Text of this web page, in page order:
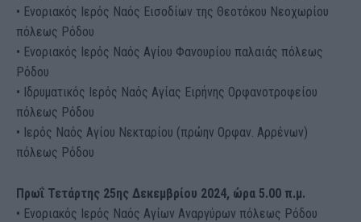
• Ενοριακός Ιερός Ναός Εισοδίων της Θεοτόκου Νεοχωρίου
πόλεως Ρόδου
• Ενοριακός Ιερός Ναός Αγίου Φανουρίου παλαιάς πόλεως
Ρόδου
• Ιδρυματικός Ιερός Ναός Αγίας Ειρήνης Ορφανοτροφείου
πόλεως Ρόδου
• Ιερός Ναός Αγίου Νεκταρίου (πρώην Ορφαν. Αρρένων)
πόλεως Ρόδου
Πρωΐ Τετάρτης 25ης Δεκεμβρίου 2024, ώρα 5.00 π.μ.
• Ενοριακός Ιερός Ναός Αγίων Αναργύρων πόλεως Ρόδου